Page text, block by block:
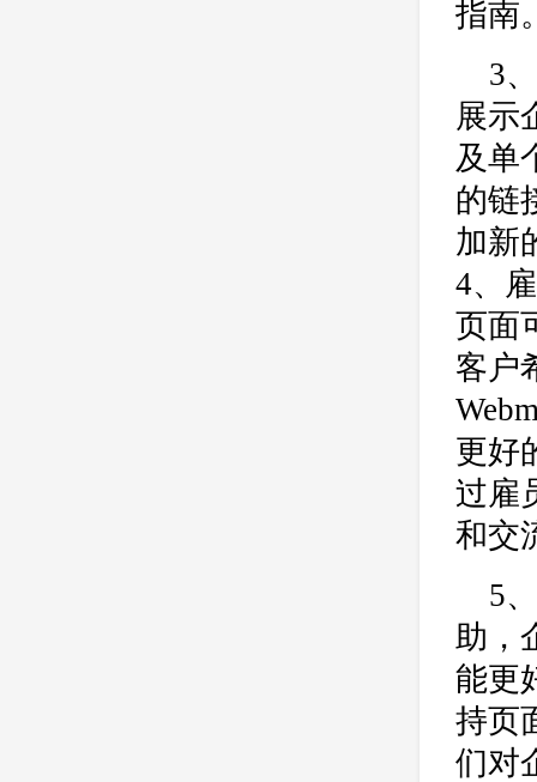
指南
3
展示
及单
的链
加新
4、
页面
客户
更好
过雇
和交
5
助，
能更
持页
们对